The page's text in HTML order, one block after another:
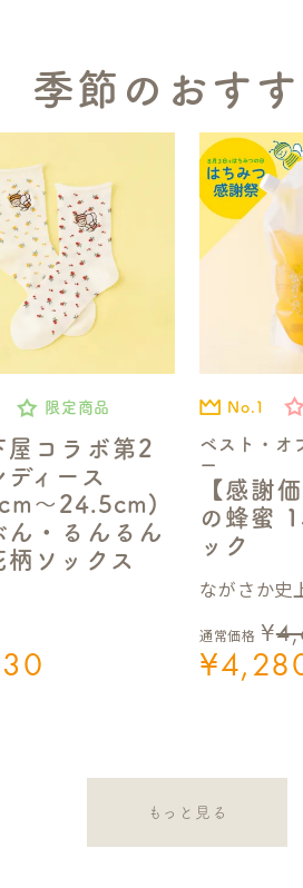
季節のおす
屋コラボ第2
ディース
～24.5cm)
ん・るんるん
柄ソックス
限定商品
ベスト・オ
ー
【感謝
の蜂蜜
ック
No.1
通常価格 ¥
¥
ながさか史
もっと見る